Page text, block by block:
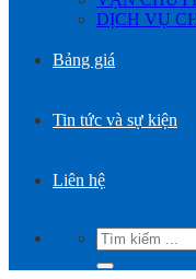
DỊCH VỤ
Bảng giá
Tin tức và sự kiện
Liên hệ